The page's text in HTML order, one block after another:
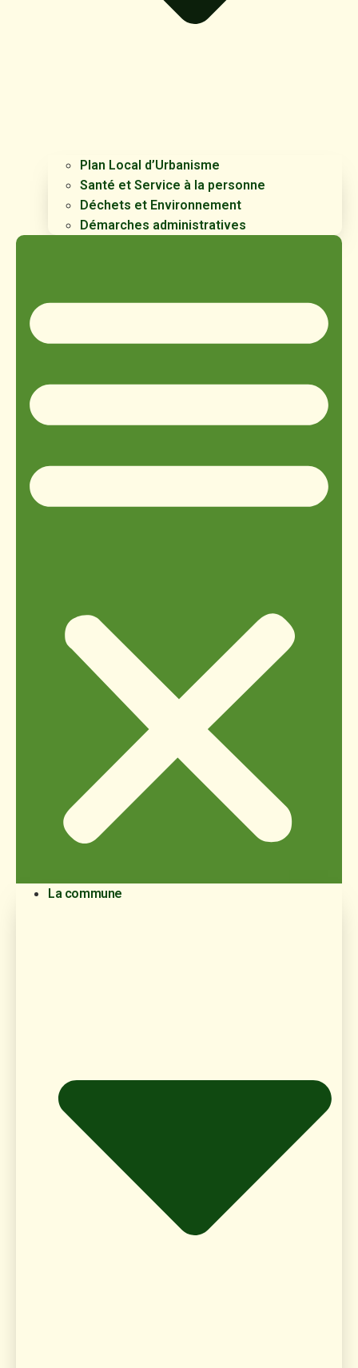
Plan Local d’Urbanisme
Santé et Service à la personne
Déchets et Environnement
Démarches administratives
La commune